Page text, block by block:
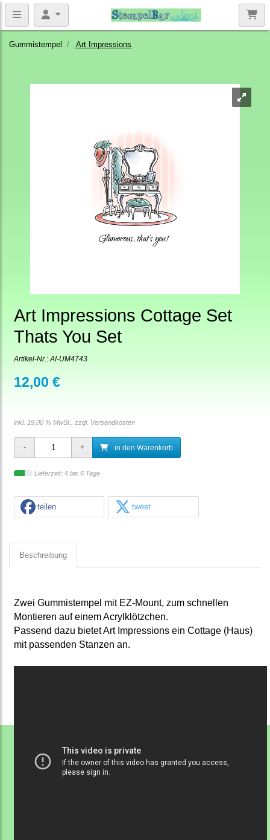
Gummistempel Art Impressions
Art Impressions Cottage Set
Thats You Set
Artikel-Nr.: AI-UM4743
12,00 €
inkl. 19,00 % MwSt., zzgl. Versandkosten
in den Warenkorb
Lieferzeit: 4 bis 6 Tage
teilen tweet
Beschreibung
Zwei Gummistempel mit EZ-Mount, zum schnellen
Montieren auf einem Acrylklötzchen.
Passend dazu bietet Art Impressions ein Cottage (Haus)
mit passenden Stanzen an.